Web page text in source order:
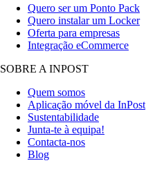
Quero ser um Ponto Pack
Quero instalar um Locker
Oferta para empresas
Integração eCommerce
SOBRE A INPOST
Quem somos
Aplicação móvel da InPost
Sustentabilidade
Junta-te à equipa!
Contacta-nos
Blog